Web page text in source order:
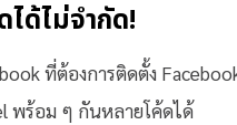
ด้ไม่จำกัด!
ที่ต้องการติดตั้ง
พร้อม ๆ กันหลายโค้ดได้